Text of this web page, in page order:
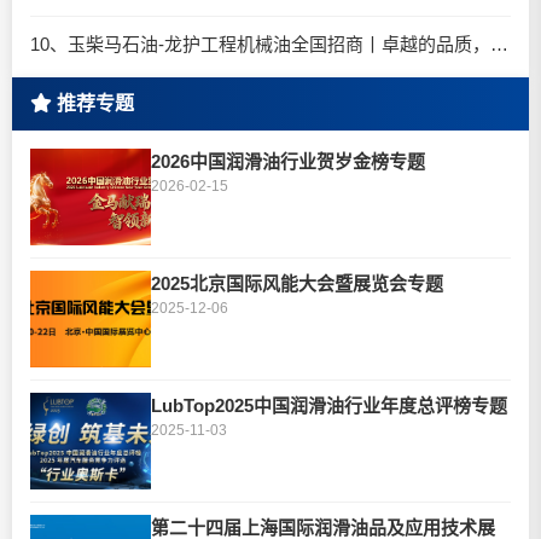
10、玉柴马石油-龙护工程机械油全国招商丨卓越的品质，专业的品牌！
推荐专题
2026中国润滑油行业贺岁金榜专题
2026-02-15
2025北京国际风能大会暨展览会专题
2025-12-06
LubTop2025中国润滑油行业年度总评榜专题
2025-11-03
第二十四届上海国际润滑油品及应用技术展